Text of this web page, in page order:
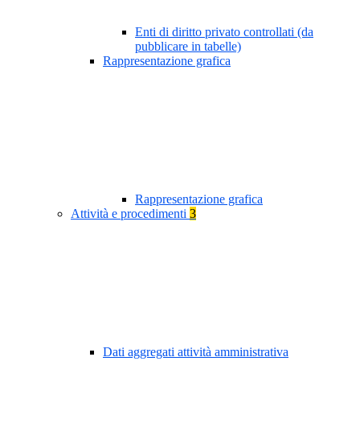
Enti di diritto privato controllati (da
pubblicare in tabelle)
Rappresentazione grafica
Rappresentazione grafica
Attività e procedimenti 3
Dati aggregati attività amministrativa